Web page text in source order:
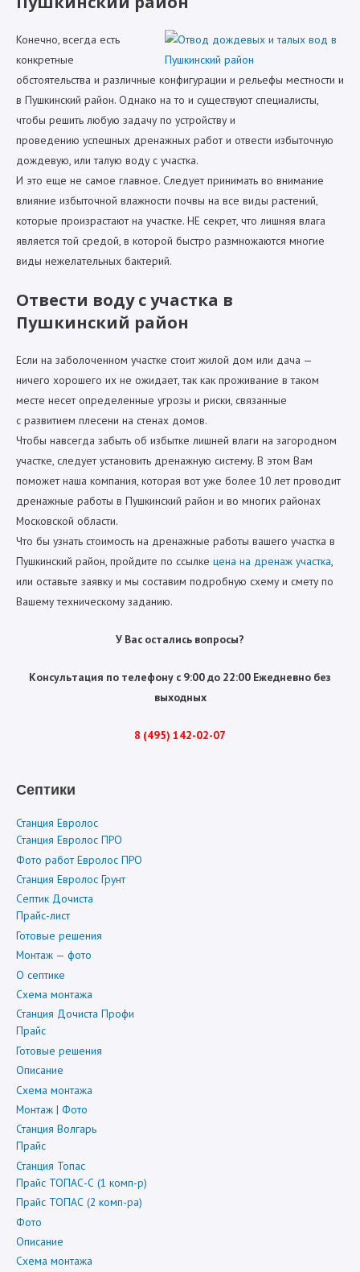
Септики
Станция Евролос
Станция Евролос ПРО
Фото работ Евролос ПРО
Станция Евролос Грунт
Септик Дочиста
Прайс-лист
Готовые решения
Монтаж — фото
О септике
Схема монтажа
Станция Дочиста Профи
Прайс
Готовые решения
Описание
Схема монтажа
Монтаж | Фото
Станция Волгарь
Прайс
Станция Топас
Прайс ТОПАС-С (1 комп-р)
Прайс ТОПАС (2 комп-ра)
Фото
Описание
Схема монтажа
Конечно, всегда есть
конкретные
обстоятельства и различные конфигурации и рельефы местности и
в Пушкинский район. Однако на то и существуют специалисты,
чтобы решить любую задачу по устройству и
проведению успешных дренажных работ и отвести избыточную
дождевую, или талую воду с участка.
И это еще не самое главное. Следует принимать во внимание
влияние избыточной влажности почвы на все виды растений,
которые произрастают на участке. НЕ секрет, что лишняя влага
является той средой, в которой быстро размножаются многие
виды нежелательных бактерий.
Отвести воду с участка в
Пушкинский район
Если на заболоченном участке стоит жилой дом или дача —
ничего хорошего их не ожидает, так как проживание в таком
месте несет определенные угрозы и риски, связанные
с развитием плесени на стенах домов.
Чтобы навсегда забыть об избытке лишней влаги на загородном
участке, следует установить дренажную систему. В этом Вам
поможет наша компания, которая вот уже более 10 лет проводит
дренажные работы в Пушкинский район и во многих районах
Московской области.
Что бы узнать стоимость на дренажные работы вашего участка в
Пушкинский район, пройдите по ссылке цена на дренаж участка,
или оставьте заявку и мы составим подробную схему и смету по
Вашему техническому заданию.
У Вас остались вопросы?
Консультация по телефону с 9:00 до 22:00 Ежедневно без
выходных
8 (495) 142-02-07